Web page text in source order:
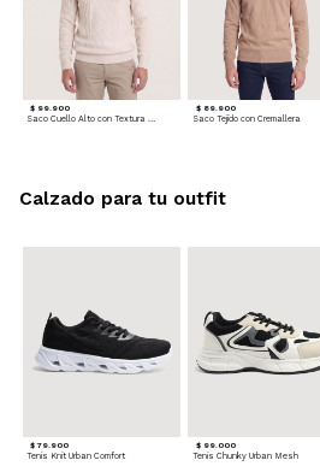
$ 99.900 $ 89.900
Saco Tejido con Cremallera
$ 79.900
Tenis Knit Urban Comfort
$ 99.000
Tenis Chunky Urban Mesh
Calzado para tu outfit